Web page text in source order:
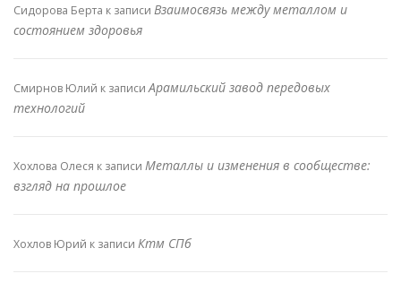
Сидорова Берта к записи Взаимосвязь между металлом и
состоянием здоровья
Смирнов Юлий к записиАрамильский завод передовых
технологий
Хохлова Олеся к записи Металлы и изменения в сообществе:
взгляд на прошлое
Хохлов Юрий к записи Ктм СПб